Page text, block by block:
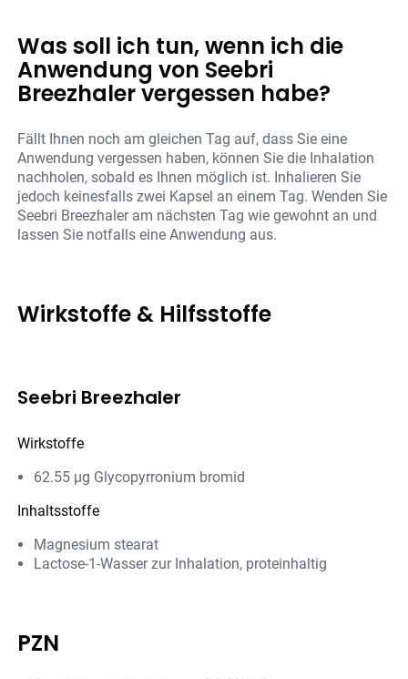
Was soll ich tun, wenn ich die
Anwendung von Seebri
Breezhaler vergessen habe?
Fällt Ihnen noch am gleichen Tag auf, dass Sie eine
Anwendung vergessen haben, können Sie die Inhalation
nachholen, sobald es Ihnen möglich ist. Inhalieren Sie
jedoch keinesfalls zwei Kapsel an einem Tag. Wenden Sie
Seebri Breezhaler am nächsten Tag wie gewohnt an und
lassen Sie notfalls eine Anwendung aus.
Wirkstoffe & Hilfsstoffe
Seebri Breezhaler
Wirkstoffe
62.55 µg Glycopyrronium bromid
Inhaltsstoffe
Magnesium stearat
Lactose-1-Wasser zur Inhalation, proteinhaltig
PZN